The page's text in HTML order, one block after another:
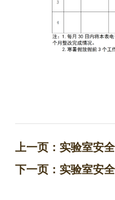
上一页： 实验室安
下一页： 实验室安